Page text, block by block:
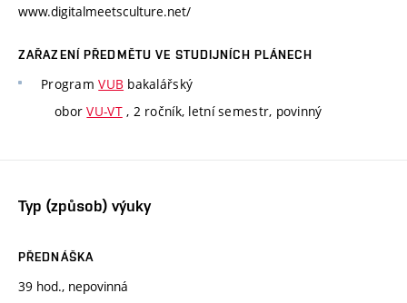
www.digitalmeetsculture.net/
ZAŘAZENÍ PŘEDMĚTU VE STUDIJNÍCH PLÁNECH
ProgramVUB bakalářský
oborVU-VT, 2 ročník, letní semestr, povinný
Typ (způsob) výuky
PŘEDNÁŠKA
39 hod., nepovinná